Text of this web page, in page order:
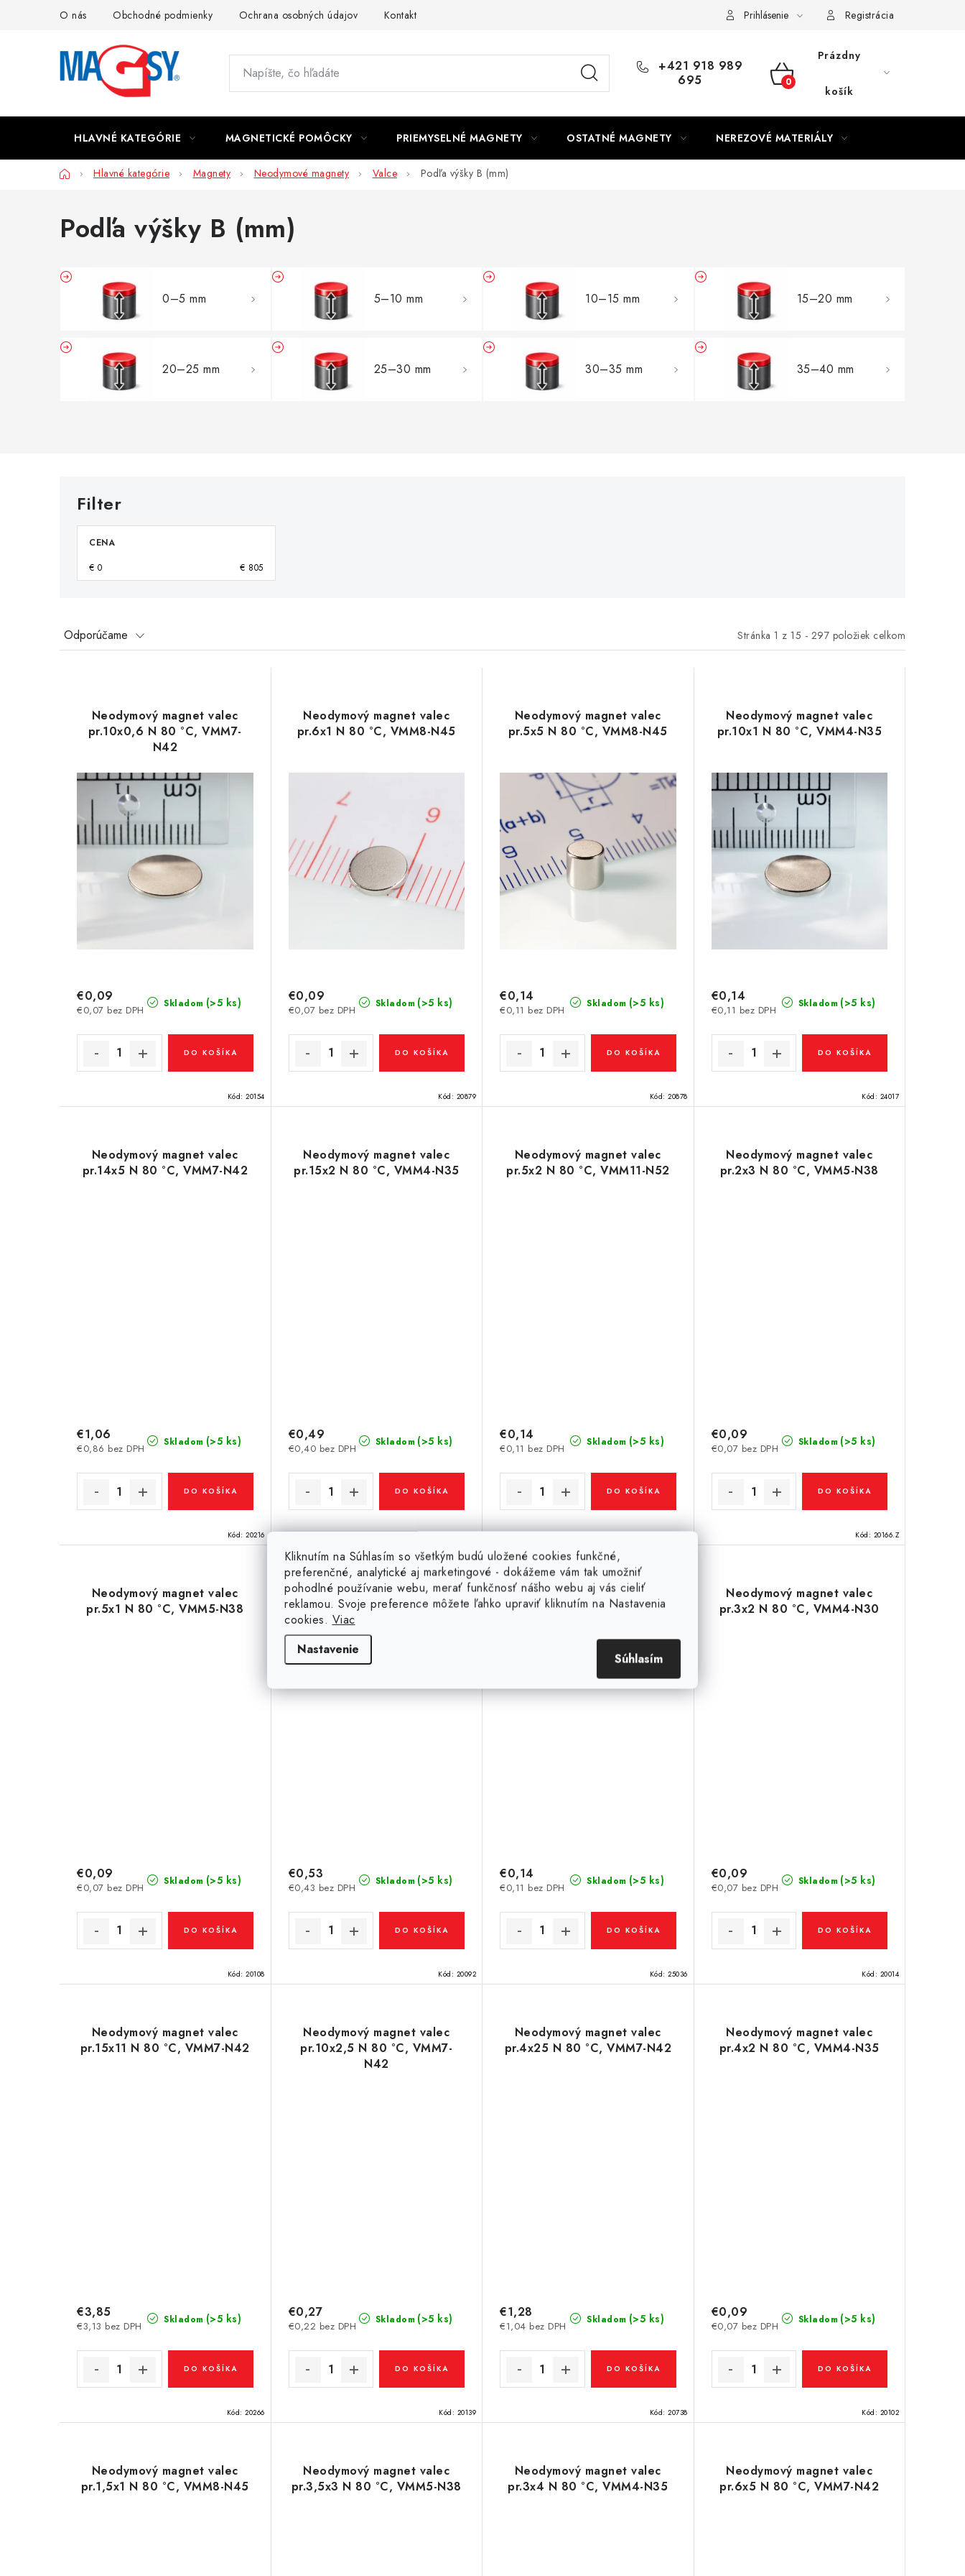
Kliknutím na Súhlasím so všetkým budú uložené cookies funkčné,
preferenčné, analytické aj marketingové - dokážeme vám tak umožniť
pohodlné používanie webu, merať funkčnosť nášho webu aj vás cieliť
reklamou. Svoje preference môžete ľahko upraviť kliknutím na Nastavenia
cookies. Viac
Nastavenie
Súhlasím
O nás Obchodné podmienky Ochrana osobných údajov Kontakt Prihlásenie Registrácia
+421 918 989
695
NÁKUPNÝ
Prázdny
košík
HLAVNÉ KATEGÓRIE MAGNETICKÉ POMÔCKY PRIEMYSELNÉ MAGNETY OSTATNÉ MAGNETY NEREZOVÉ MATERIÁLY
DomovHlavné kategórie Magnety Neodymové magnety Valce Podľa výšky B (mm)
Podľa výšky B (mm)
0–5 mm 5–10 mm 10–15 mm 15–20 mm
20–25 mm 25–30 mm 30–35 mm 35–40 mm
CENA
€ 0 € 805
Stránka 1 z 15 - 297 položiek celkom
R
Odporúčame
Neodymový magnet valec
pr.10x0,6 N 80 °C, VMM7-
N42
Skladom (>5 ks)
€0,07 bez DPH
€0,09
DO KOŠÍKA
Kód: 20154
Neodymový magnet valec
pr.6x1 N 80 °C, VMM8-N45
Skladom (>5 ks)
€0,07 bez DPH
€0,09
DO KOŠÍKA
Kód: 20879
Neodymový magnet valec
pr.5x5 N 80 °C, VMM8-N45
Skladom (>5 ks)
€0,11 bez DPH
€0,14
DO KOŠÍKA
Kód: 20878
Neodymový magnet valec
pr.10x1 N 80 °C, VMM4-N35
Skladom (>5 ks)
€0,11 bez DPH
€0,14
DO KOŠÍKA
Kód: 24017
Neodymový magnet valec
pr.14x5 N 80 °C, VMM7-N42
Skladom (>5 ks)
€0,86 bez DPH
€1,06
DO KOŠÍKA
Kód: 20216
Neodymový magnet valec
pr.15x2 N 80 °C, VMM4-N35
Skladom (>5 ks)
€0,40 bez DPH
€0,49
DO KOŠÍKA
Kód:20442
Neodymový magnet valec
pr.5x2 N 80 °C, VMM11-N52
Skladom (>5 ks)
€0,11 bez DPH
€0,14
DO KOŠÍKA
Kód:21035
Neodymový magnet valec
pr.2x3 N 80 °C, VMM5-N38
Skladom (>5 ks)
€0,07 bez DPH
€0,09
DO KOŠÍKA
Kód: 20166.Z
Neodymový magnet valec
pr.5x1 N 80 °C, VMM5-N38
Skladom (>5 ks)
€0,07 bez DPH
€0,09
DO KOŠÍKA
Kód: 20108
Neodymový magnet valec
pr.8x8 N 80 °C, VMM4-N35
Skladom (>5 ks)
€0,43 bez DPH
€0,53
DO KOŠÍKA
Kód: 20092
Neodymový magnet valec
pr.4x4 N 80 °C, VMM5-N38
Skladom (>5 ks)
€0,11 bez DPH
€0,14
DO KOŠÍKA
Kód: 25036
Neodymový magnet valec
pr.3x2 N 80 °C, VMM4-N30
Skladom (>5 ks)
€0,07 bez DPH
€0,09
DO KOŠÍKA
Kód: 20014
Neodymový magnet valec
pr.15x11 N 80 °C, VMM7-N42
Skladom (>5 ks)
€3,13 bez DPH
€3,85
DO KOŠÍKA
Kód: 20266
Neodymový magnet valec
pr.10x2,5 N 80 °C, VMM7-
N42
Skladom (>5 ks)
€0,22 bez DPH
€0,27
DO KOŠÍKA
Kód: 20139
Neodymový magnet valec
pr.4x25 N 80 °C, VMM7-N42
Skladom (>5 ks)
€1,04 bez DPH
€1,28
DO KOŠÍKA
Kód: 20738
Neodymový magnet valec
pr.4x2 N 80 °C, VMM4-N35
Skladom (>5 ks)
€0,07 bez DPH
€0,09
DO KOŠÍKA
Kód: 20102
Neodymový magnet valec
pr.1,5x1 N 80 °C, VMM8-N45
Neodymový magnet valec
pr.3,5x3 N 80 °C, VMM5-N38
Neodymový magnet valec
pr.3x4 N 80 °C, VMM4-N35
Neodymový magnet valec
pr.6x5 N 80 °C, VMM7-N42